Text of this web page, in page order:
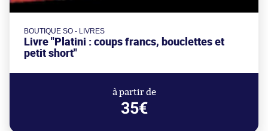
BOUTIQUE SO - LIVRES
Livre "Platini : coups francs, bouclettes et
petit short"
à partir de
35€